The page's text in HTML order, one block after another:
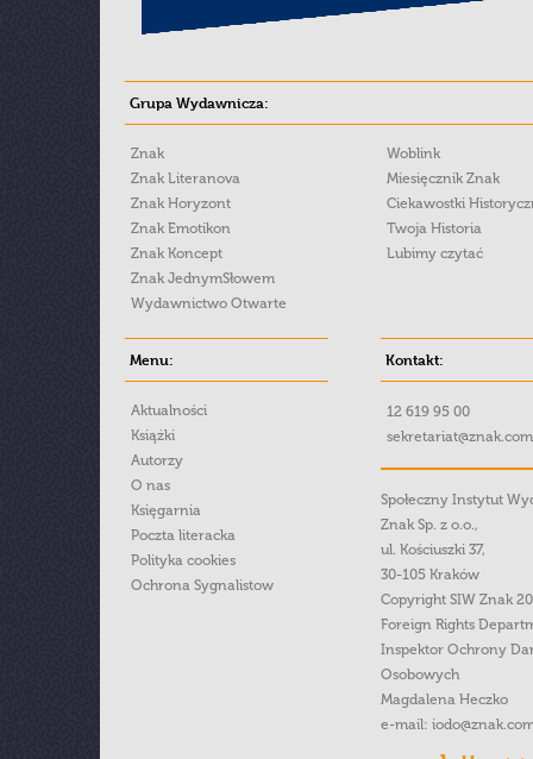
Grupa Wydawnicza:
Znak
Znak Literanova
Znak Horyzont
Znak Emotikon
Znak Koncept
Znak JednymSłowem
Wydawnictwo Otwarte
Woblink
Miesięcznik Znak
Ciekawostki
Twoja Historia
Lubimy czytać
Menu:
Aktualności
Książki
Autorzy
O nas
Księgarnia
Poczta literacka
Polityka cookies
Ochrona Sygnalistow
Kontakt:
12 619 95 00
Społeczny Instytut
Znak Sp. z o.o.,
ul. Kościuszki 37,
30-105 Kraków
Copyright SIW Znak
Foreign Rights
Inspektor Ochrony
Osobowych
Magdalena Heczko
e-mail: